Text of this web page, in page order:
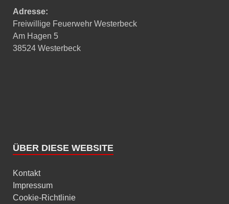
Adresse:
Freiwillige Feuerwehr Westerbeck
Am Hagen 5
38524 Westerbeck
ÜBER DIESE WEBSITE
Kontakt
Impressum
Cookie-Richtlinie